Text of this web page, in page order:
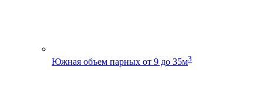
Южная объем парных от 9 до 35м3